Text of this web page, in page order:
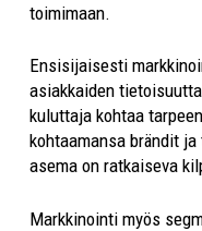
toimimaan.
Ensisijaisesti
asiakkaiden
kuluttaja kohtaa
kohtaamansa brändit
asema on ratkaiseva
Markkinointi myös